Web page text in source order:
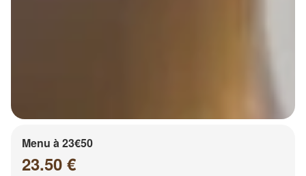
Menu à 23€50
23.50 €